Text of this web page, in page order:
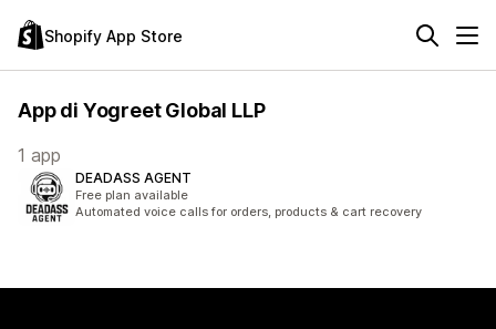
Shopify App Store
App di Yogreet Global LLP
1 app
DEADASS AGENT
Free plan available
Automated voice calls for orders, products & cart recovery